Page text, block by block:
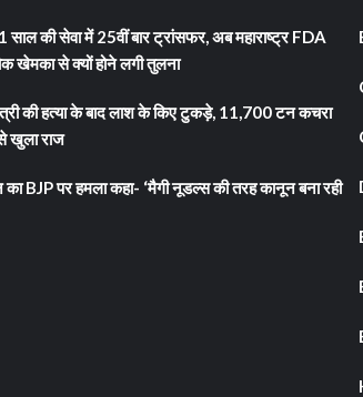
साल की सेवा में 25वीं बार ट्रांसफर, अब महाराष्ट्र FDA
खेमका से क्यों होने लगी तुलना
की हत्या के बाद लाश के किए टुकड़े, 11,700 टन कचरा
खुला राज
BJP पर हमला कहा- ‘मैगी नूडल्स की तरह कानून बना रही